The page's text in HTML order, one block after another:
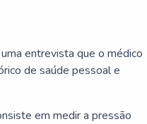
entrevista que o médico
de saúde pessoal e
em medir a pressão